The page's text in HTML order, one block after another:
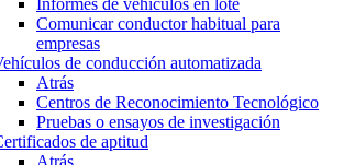
Informes de vehículos en lote
Comunicar conductor habitual para
empresas
de conducción automatizada
Atrás
Centros de Reconocimiento Tecnológico
Pruebas o ensayos de investigación
de aptitud